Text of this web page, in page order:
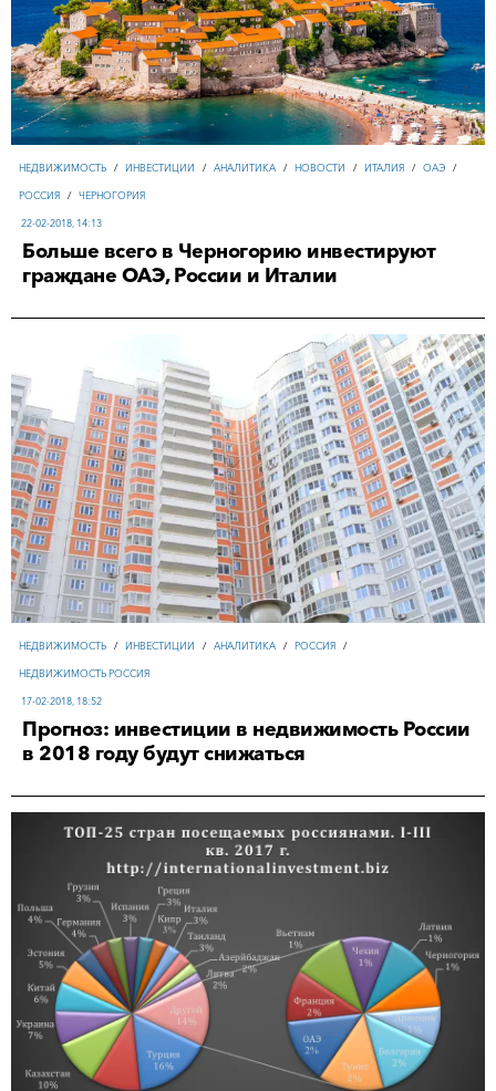
НЕДВИЖИМОСТЬ / ИНВЕСТИЦИИ / АНАЛИТИКА / НОВОСТИ / ИТАЛИЯ / ОАЭ /
РОССИЯ / ЧЕРНОГОРИЯ
22-02-2018, 14:13
Больше всего в Черногорию инвестируют
граждане ОАЭ, России и Италии
НЕДВИЖИМОСТЬ / ИНВЕСТИЦИИ / АНАЛИТИКА / РОССИЯ /
НЕДВИЖИМОСТЬ РОССИЯ
17-02-2018, 18:52
Прогноз: инвестиции в недвижимость России
в 2018 году будут снижаться